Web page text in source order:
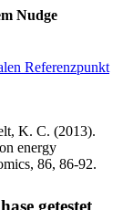
Nudge
Referenzpunkt
K. C. (2013).
energy
86, 86-92.
getestet